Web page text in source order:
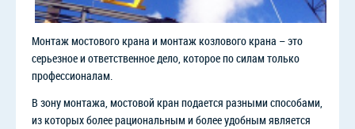
Монтаж мостового крана и монтаж козлового крана – это
серьезное и ответственное дело, которое по силам только
профессионалам.
В зону монтажа, мостовой кран подается разными способами,
из которых более рациональным и более удобным является